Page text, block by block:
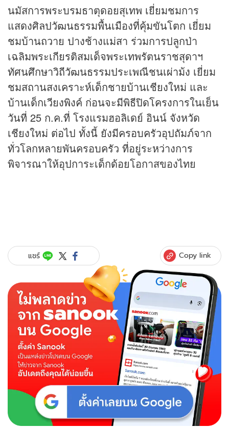
นมัสการพระบรมธาตุดอยสุเทพ เยี่ยมชมการ
แสดงศิลปวัฒนธรรมพื้นเมืองที่คุ้มขันโตก เยี่ยม
ชมบ้านถวาย ปางช้างแม่สา ร่วมการปลูกป่า
เฉลิมพระเกียรติสมเด็จพระเทพรัตนราชสุดาฯ
ทัศนศึกษาวิถีวัฒนธรรมประเพณีชนเผ่าม้ง เยี่ยม
ชมสถานสงเคราะห์เด็กชายบ้านเชียงใหม่ และ
บ้านเด็กเวียงพิงค์ ก่อนจะมีพิธีปิดโครงการในเย็น
วันที่ 25 ก.ค.ที่ โรงแรมฮอลิเดย์ อินน์ จังหวัด
เชียงใหม่ ต่อไป ทั้งนี้ ยังมีครอบครัวอุปถัมภ์จาก
ทั่วโลกหลายพันครอบครัว ที่อยู่ระหว่างการ
พิจารณาให้อุปการะเด็กด้อยโอกาสของไทย
แชร์ Copy link